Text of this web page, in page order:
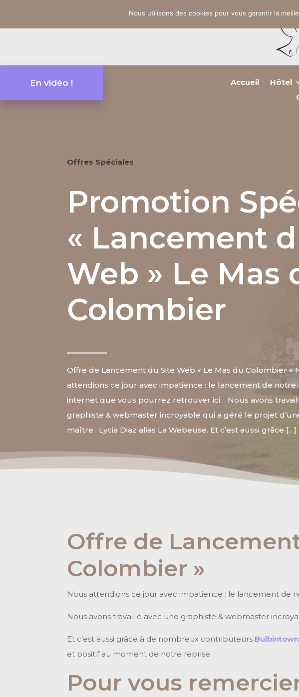
En vidéo ! Accueil Hôtel
Offres Spéciales
Promotion
« Lancement
Web » Le Mas
Colombier
Offre de Lancement du Site Web « Le Mas du Colombier »
attendions ce jour avec impatience : le lancement de notre
internet que vous pourrez retrouver ici… Nous avons
graphiste & webmaster incroyable qui a géré le projet
maître : Lycia Diaz alias La Webeuse. Et c’est aussi grâce […]
Offre de
Colombier »
Nous attendions ce jour avec impatience : le lancement de
Nous avons travaillé avec une graphiste & webmaster
Et c’est aussi grâce à de nombreux contributeurs
et positif au moment de notre reprise.
Pour vous
Nous utilisons des cookies pour vous garantir la